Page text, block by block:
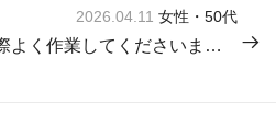
2026.04.11 女性・50代
来てくださった方が感じよく説明もわかりやすく手際よく作業してくださいました。